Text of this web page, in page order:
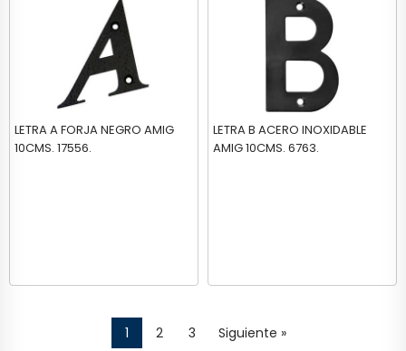
LETRA A FORJA NEGRO AMIG
10CMS. 17556.
LETRA B ACERO INOXIDABLE
AMIG 10CMS. 6763.
1 2 3 Siguiente »